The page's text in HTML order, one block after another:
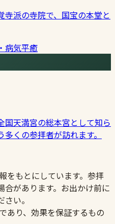
派の寺院で、国宝の本堂と
病気平癒
天満宮の総本宮として知ら
くの参拝者が訪れます。
をもとにしています。参拝
があります。お出かけ前に
い。
あり、効果を保証するもの